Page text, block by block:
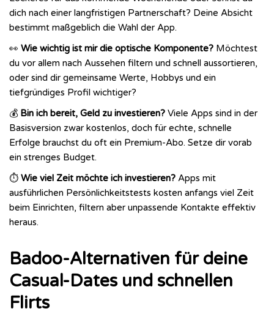
dich nach einer langfristigen Partnerschaft? Deine Absicht
bestimmt maßgeblich die Wahl der App.
👀 Wie wichtig ist mir die optische Komponente? Möchtest
du vor allem nach Aussehen filtern und schnell aussortieren,
oder sind dir gemeinsame Werte, Hobbys und ein
tiefgründiges Profil wichtiger?
💰 Bin ich bereit, Geld zu investieren? Viele Apps sind in der
Basisversion zwar kostenlos, doch für echte, schnelle
Erfolge brauchst du oft ein Premium-Abo. Setze dir vorab
ein strenges Budget.
⏱️ Wie viel Zeit möchte ich investieren? Apps mit
ausführlichen Persönlichkeitstests kosten anfangs viel Zeit
beim Einrichten, filtern aber unpassende Kontakte effektiv
heraus.
Badoo-Alternativen für deine
Casual-Dates und schnellen
Flirts